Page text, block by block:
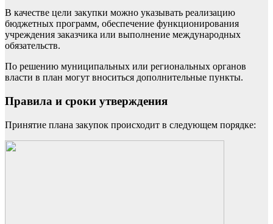
В качестве цели закупки можно указывать реализацию
бюджетных программ, обеспечение функционирования
учреждения заказчика или выполнение международных
обязательств.
По решению муниципальных или региональных органов
власти в план могут вноситься дополнительные пункты.
Правила и сроки утверждения
Принятие плана закупок происходит в следующем порядке: